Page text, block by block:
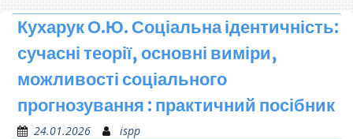
Кухарук О.Ю. Соціальна ідентичність:
сучасні теорії, основні виміри,
можливості соціального
прогнозування : практичний посібник
24.01.2026 ispp